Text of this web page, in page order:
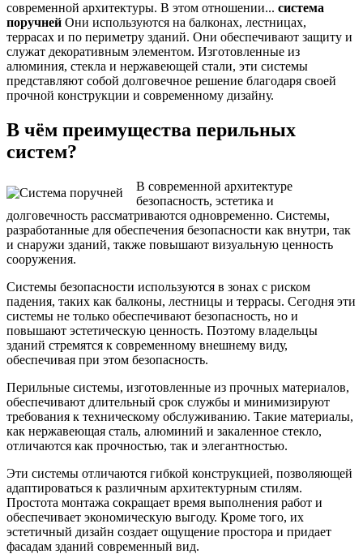
современной архитектуры. В этом отношении... система
поручней Они используются на балконах, лестницах,
террасах и по периметру зданий. Они обеспечивают защиту и
служат декоративным элементом. Изготовленные из
алюминия, стекла и нержавеющей стали, эти системы
представляют собой долговечное решение благодаря своей
прочной конструкции и современному дизайну.
В чём преимущества перильных
систем?
В современной архитектуре
безопасность, эстетика и
долговечность рассматриваются одновременно. Системы,
разработанные для обеспечения безопасности как внутри, так
и снаружи зданий, также повышают визуальную ценность
сооружения.
Системы безопасности используются в зонах с риском
падения, таких как балконы, лестницы и террасы. Сегодня эти
системы не только обеспечивают безопасность, но и
повышают эстетическую ценность. Поэтому владельцы
зданий стремятся к современному внешнему виду,
обеспечивая при этом безопасность.
Перильные системы, изготовленные из прочных материалов,
обеспечивают длительный срок службы и минимизируют
требования к техническому обслуживанию. Такие материалы,
как нержавеющая сталь, алюминий и закаленное стекло,
отличаются как прочностью, так и элегантностью.
Эти системы отличаются гибкой конструкцией, позволяющей
адаптироваться к различным архитектурным стилям.
Простота монтажа сокращает время выполнения работ и
обеспечивает экономическую выгоду. Кроме того, их
эстетичный дизайн создает ощущение простора и придает
фасадам зданий современный вид.